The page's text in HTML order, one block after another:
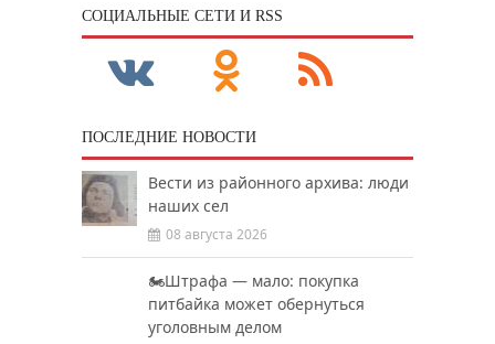
CОЦИАЛЬНЫЕ СЕТИ И RSS
ПОСЛЕДНИЕ НОВОСТИ
Вести из районного архива: люди
наших сел
08 августа 2026
🏍️Штрафа — мало: покупка
питбайка может обернуться
уголовным делом